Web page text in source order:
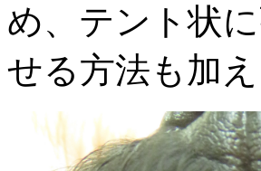
め、テント状
せる方法も加え